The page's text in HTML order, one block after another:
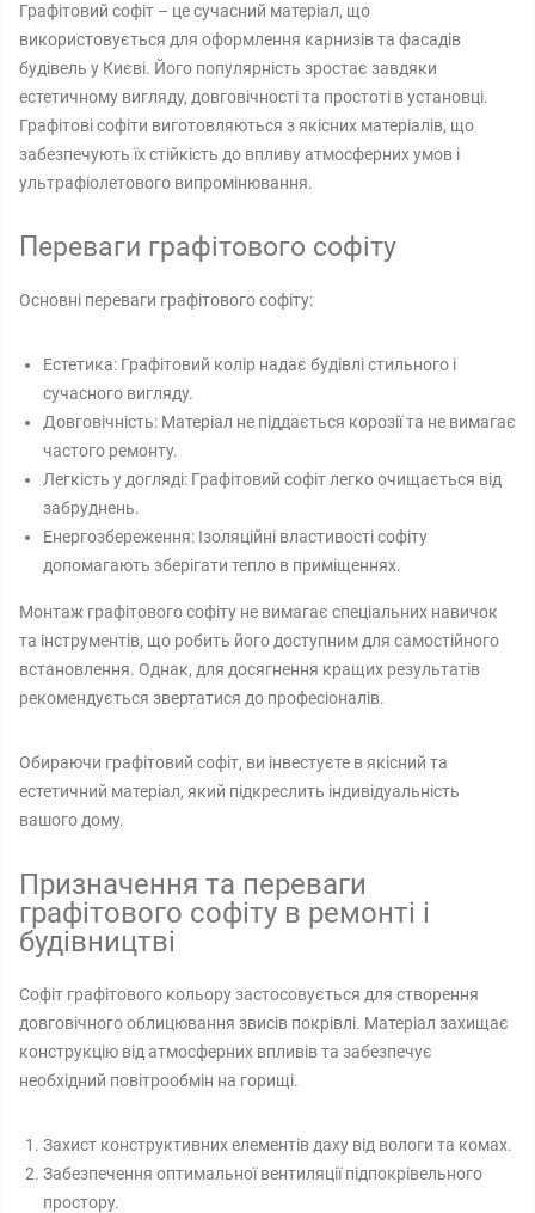
Графітовий софіт – це сучасний матеріал, що
використовується для оформлення карнизів та фасадів
будівель у Києві. Його популярність зростає завдяки
естетичному вигляду, довговічності та простоті в установці.
Графітові софіти виготовляються з якісних матеріалів, що
забезпечують їх стійкість до впливу атмосферних умов і
ультрафіолетового випромінювання.
Переваги графітового софіту
Основні переваги графітового софіту:
Естетика: Графітовий колір надає будівлі стильного і
сучасного вигляду.
Довговічність: Матеріал не піддається корозії та не вимагає
частого ремонту.
Легкість у догляді: Графітовий софіт легко очищається від
забруднень.
Енергозбереження: Ізоляційні властивості софіту
допомагають зберігати тепло в приміщеннях.
Монтаж графітового софіту не вимагає спеціальних навичок
та інструментів, що робить його доступним для самостійного
встановлення. Однак, для досягнення кращих результатів
рекомендується звертатися до професіоналів.
Обираючи графітовий софіт, ви інвестуєте в якісний та
естетичний матеріал, який підкреслить індивідуальність
вашого дому.
Призначення та переваги
графітового софіту в ремонті і
будівництві
Софіт графітового кольору застосовується для створення
довговічного облицювання звисів покрівлі. Матеріал захищає
конструкцію від атмосферних впливів та забезпечує
необхідний повітрообмін на горищі.
Захист конструктивних елементів даху від вологи та комах.
Забезпечення оптимальної вентиляції підпокрівельного
простору.